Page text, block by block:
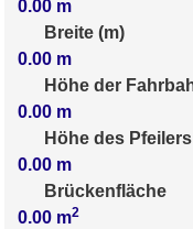
0.00 m
Breite (m)
0.00 m
Höhe der
0.00 m
Höhe des
0.00 m
Brückenfläche
0.00 m2